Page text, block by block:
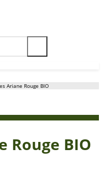
Ariane Rouge BIO
Rouge BIO